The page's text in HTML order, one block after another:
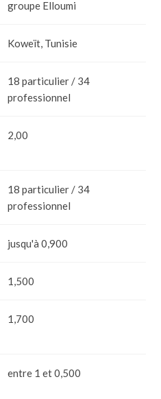
groupe Elloumi
Koweït, Tunisie
18 particulier / 34
professionnel
2,00
18 particulier / 34
professionnel
jusqu'à 0,900
1,500
1,700
entre 1 et 0,500